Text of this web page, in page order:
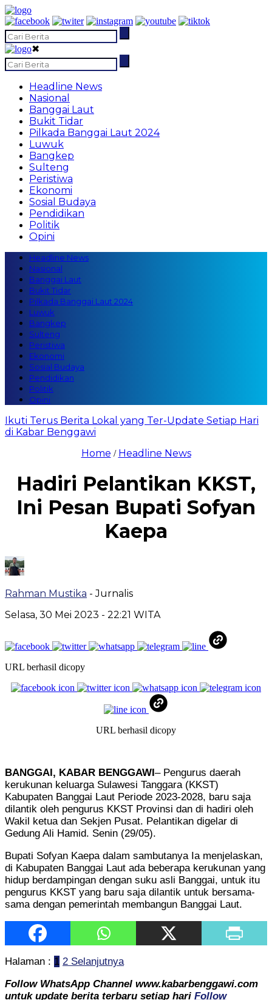
✖
Headline News
Nasional
Banggai Laut
Bukit Tidar
Pilkada Banggai Laut 2024
Luwuk
Bangkep
Sulteng
Peristiwa
Ekonomi
Sosial Budaya
Pendidikan
Politik
Opini
Headline News
Nasional
Banggai Laut
Bukit Tidar
Pilkada Banggai Laut 2024
Luwuk
Bangkep
Sulteng
Peristiwa
Ekonomi
Sosial Budaya
Pendidikan
Politik
Opini
Ikuti Terus Berita Lokal yang Ter-Update Setiap Hari
di Kabar Benggawi
Home / Headline News
Hadiri Pelantikan KKST,
Ini Pesan Bupati Sofyan
Kaepa
Rahman Mustika - Jurnalis
Selasa, 30 Mei 2023 - 22:21 WITA
URL berhasil dicopy
URL berhasil dicopy
BANGGAI, KABAR BENGGAWI– Pengurus daerah
kerukunan keluarga Sulawesi Tanggara (KKST)
Kabupaten Banggai Laut Periode 2023-2028, baru saja
dilantik oleh pengurus KKST Provinsi dan di hadiri oleh
Wakil ketua dan Sekjen Pusat. Pelantikan digelar di
Gedung Ali Hamid. Senin (29/05).
Bupati Sofyan Kaepa dalam sambutanya Ia menjelaskan,
di Kabupaten Banggai Laut ada beberapa kerukunan yang
hidup berdampingan dengan suku asli Banggai, untuk itu
pengurus KKST yang baru saja dilantik untuk bersama-
sama dengan pemerintah membangun Banggai Laut.
Halaman : 1 2 Selanjutnya
Follow WhatsApp Channel www.kabarbenggawi.com
untuk update berita terbaru setiap hari Follow